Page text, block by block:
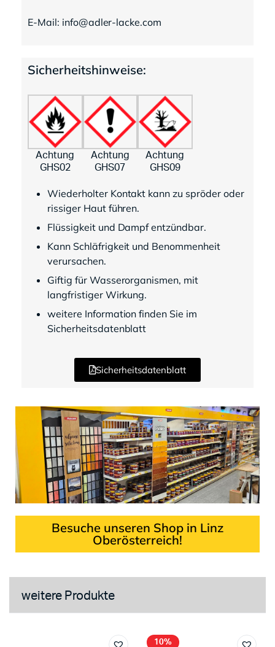
E-Mail: info@adler-lacke.com
Sicherheitshinweise:
Achtung
GHS02
Achtung
GHS07
Achtung
GHS09
Wiederholter Kontakt kann zu spröder oder
rissiger Haut führen.
Flüssigkeit und Dampf entzündbar.
Kann Schläfrigkeit und Benommenheit
verursachen.
Giftig für Wasserorganismen, mit
langfristiger Wirkung.
weitere Information finden Sie im
Sicherheitsdatenblatt
Sicherheitsdatenblatt
Besuche unseren Shop in Linz
Oberösterreich!
weitere Produkte
10%